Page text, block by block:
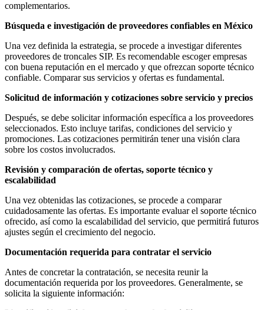
complementarios.
Búsqueda e investigación de proveedores confiables en México
Una vez definida la estrategia, se procede a investigar diferentes
proveedores de troncales SIP. Es recomendable escoger empresas
con buena reputación en el mercado y que ofrezcan soporte técnico
confiable. Comparar sus servicios y ofertas es fundamental.
Solicitud de información y cotizaciones sobre servicio y precios
Después, se debe solicitar información específica a los proveedores
seleccionados. Esto incluye tarifas, condiciones del servicio y
promociones. Las cotizaciones permitirán tener una visión clara
sobre los costos involucrados.
Revisión y comparación de ofertas, soporte técnico y
escalabilidad
Una vez obtenidas las cotizaciones, se procede a comparar
cuidadosamente las ofertas. Es importante evaluar el soporte técnico
ofrecido, así como la escalabilidad del servicio, que permitirá futuros
ajustes según el crecimiento del negocio.
Documentación requerida para contratar el servicio
Antes de concretar la contratación, se necesita reunir la
documentación requerida por los proveedores. Generalmente, se
solicita la siguiente información: